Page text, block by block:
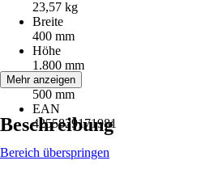
23,57 kg
Breite
400 mm
Höhe
1.800 mm
Tiefe
500 mm
EAN
4255829171981
Mehr anzeigen
Beschreibung
Bereich überspringen